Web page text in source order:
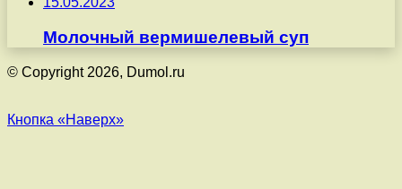
Молочный вермишелевый суп
© Copyright 2026, Dumol.ru
Кнопка «Наверх»